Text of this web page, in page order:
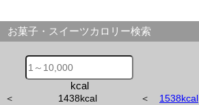
お菓子・スイーツカロリー検索
kcal
＜ 1438kcal ＜ 1538kcal